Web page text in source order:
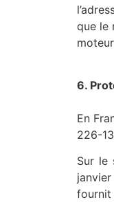
que le
6.
En
226-
Sur le
fournit